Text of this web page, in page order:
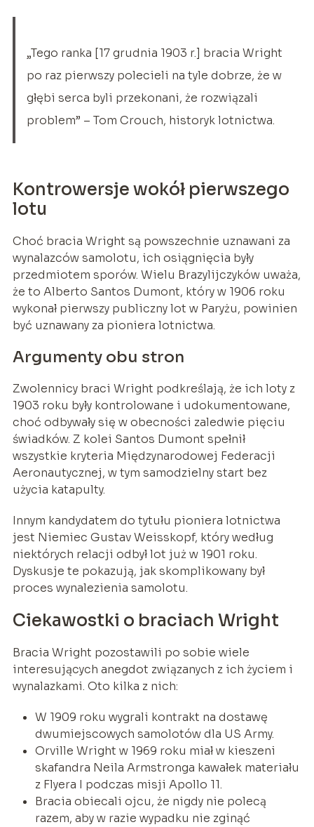
„Tego ranka [17 grudnia 1903 r.] bracia Wright
po raz pierwszy polecieli na tyle dobrze, że w
głębi serca byli przekonani, że rozwiązali
problem” – Tom Crouch, historyk lotnictwa.
Kontrowersje wokół pierwszego
lotu
Choć bracia Wright są powszechnie uznawani za
wynalazców samolotu, ich osiągnięcia były
przedmiotem sporów. Wielu Brazylijczyków uważa,
że to Alberto Santos Dumont, który w 1906 roku
wykonał pierwszy publiczny lot w Paryżu, powinien
być uznawany za pioniera lotnictwa.
Argumenty obu stron
Zwolennicy braci Wright podkreślają, że ich loty z
1903 roku były kontrolowane i udokumentowane,
choć odbywały się w obecności zaledwie pięciu
świadków. Z kolei Santos Dumont spełnił
wszystkie kryteria Międzynarodowej Federacji
Aeronautycznej, w tym samodzielny start bez
użycia katapulty.
Innym kandydatem do tytułu pioniera lotnictwa
jest Niemiec Gustav Weisskopf, który według
niektórych relacji odbył lot już w 1901 roku.
Dyskusje te pokazują, jak skomplikowany był
proces wynalezienia samolotu.
Ciekawostki o braciach Wright
Bracia Wright pozostawili po sobie wiele
interesujących anegdot związanych z ich życiem i
wynalazkami. Oto kilka z nich:
W 1909 roku wygrali kontrakt na dostawę
dwumiejscowych samolotów dla US Army.
Orville Wright w 1969 roku miał w kieszeni
skafandra Neila Armstronga kawałek materiału
z Flyera I podczas misji Apollo 11.
Bracia obiecali ojcu, że nigdy nie polecą
razem, aby w razie wypadku nie zginąć